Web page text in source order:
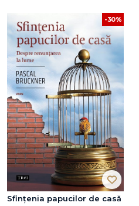
-30%
Sfințenia papucilor de casă